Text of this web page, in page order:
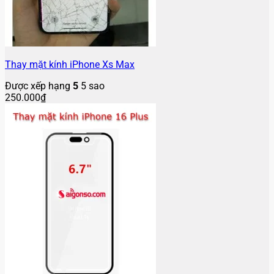
Thay mặt kính iPhone Xs Max
Được xếp hạng 5 5 sao
250.000₫